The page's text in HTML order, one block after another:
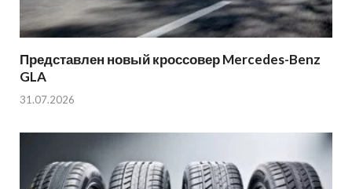
Представлен новый кроссовер Mercedes-Benz
GLA
31.07.2026